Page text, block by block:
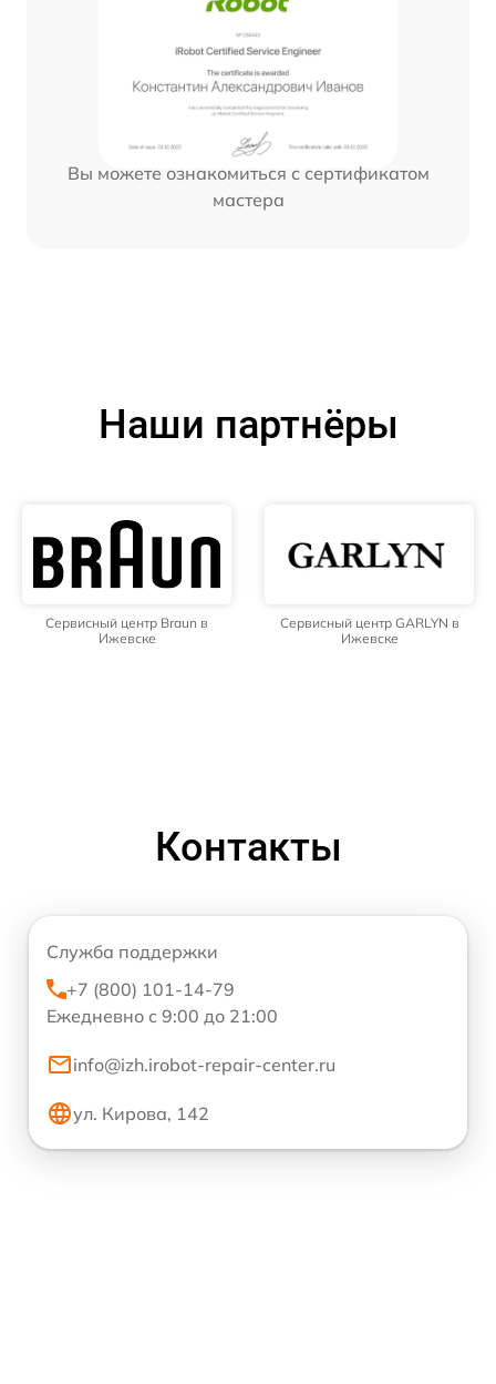
Вы можете ознакомиться с сертификатом
мастера
Наши партнёры
Сервисный центр Braun в
Ижевске
Сервисный центр GARLYN в
Ижевске
Контакты
Служба поддержки
+7 (800) 101-14-79
Ежедневно с 9:00 до 21:00
info@izh.irobot-repair-center.ru
ул. Кирова, 142